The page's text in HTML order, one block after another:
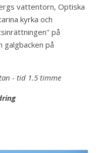
vattentorn, Optiska
kyrka och
på
galgbacken på
- tid 1.5 timme